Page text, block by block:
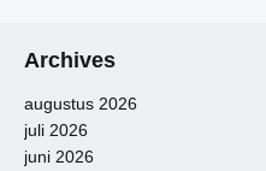
Archives
augustus 2026
juli 2026
juni 2026